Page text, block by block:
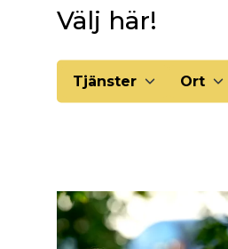
Välj här!
Tjänster Ort